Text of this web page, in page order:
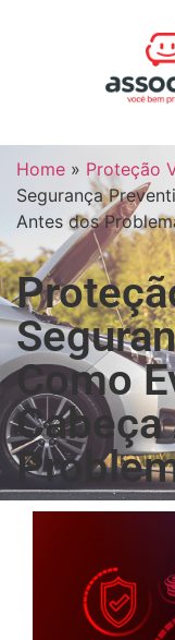
Home » Proteção
Segurança
Antes dos
Como